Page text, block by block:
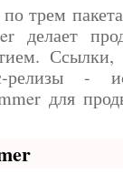
по трем
делает
Ссылки,
релизы -
для